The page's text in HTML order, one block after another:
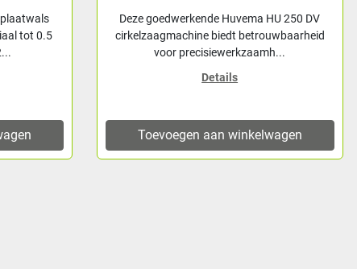
Deze goedwerkende Huvema HU 250 DV
cirkelzaagmachine biedt betrouwbaarheid
voor precisiewerkzaamh...
Toevoegen aan winkelwagen